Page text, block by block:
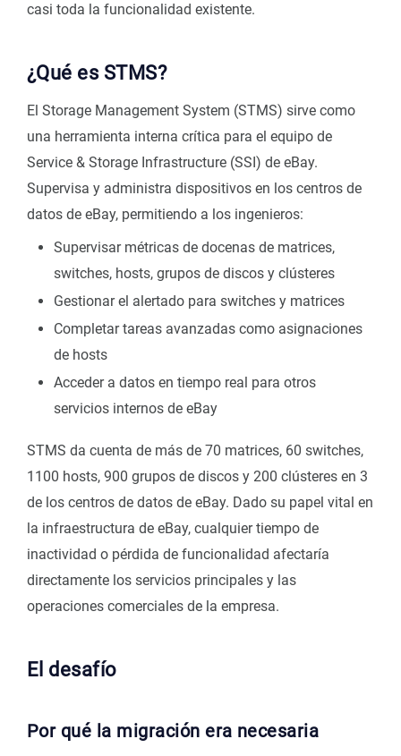
casi toda la funcionalidad existente.
¿Qué es STMS?
El Storage Management System (STMS) sirve como
una herramienta interna crítica para el equipo de
Service & Storage Infrastructure (SSI) de eBay.
Supervisa y administra dispositivos en los centros de
datos de eBay, permitiendo a los ingenieros:
Supervisar métricas de docenas de matrices,
switches, hosts, grupos de discos y clústeres
Gestionar el alertado para switches y matrices
Completar tareas avanzadas como asignaciones
de hosts
Acceder a datos en tiempo real para otros
servicios internos de eBay
STMS da cuenta de más de 70 matrices, 60 switches,
1100 hosts, 900 grupos de discos y 200 clústeres en 3
de los centros de datos de eBay. Dado su papel vital en
la infraestructura de eBay, cualquier tiempo de
inactividad o pérdida de funcionalidad afectaría
directamente los servicios principales y las
operaciones comerciales de la empresa.
El desafío
Por qué la migración era necesaria